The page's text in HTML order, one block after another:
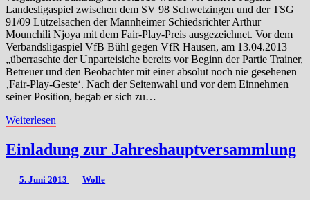
Landesligaspiel zwischen dem SV 98 Schwetzingen und der TSG
91/09 Lützelsachen der Mannheimer Schiedsrichter Arthur
Mounchili Njoya mit dem Fair-Play-Preis ausgezeichnet. Vor dem
Verbandsligaspiel VfB Bühl gegen VfR Hausen, am 13.04.2013
„überraschte der Unparteisiche bereits vor Beginn der Partie Trainer,
Betreuer und den Beobachter mit einer absolut noch nie gesehenen
‚Fair-Play-Geste‘. Nach der Seitenwahl und vor dem Einnehmen
seiner Position, begab er sich zu…
Weiterlesen
Einladung
zur
Einladung zur Jahreshauptversammlung
5. Juni 2013 Wolle